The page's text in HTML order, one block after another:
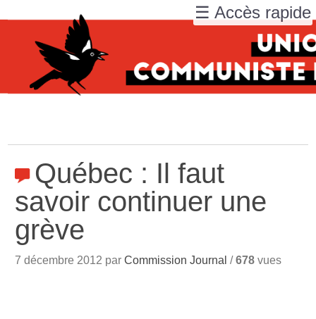
Québec : Il faut
savoir continuer une
grève
7 décembre 2012 parCommission Journal /678 vues
☰ Accès rapide